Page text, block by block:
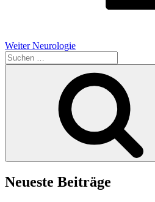
Weiter Neurologie
Suchen
nach:
Neueste Beiträge